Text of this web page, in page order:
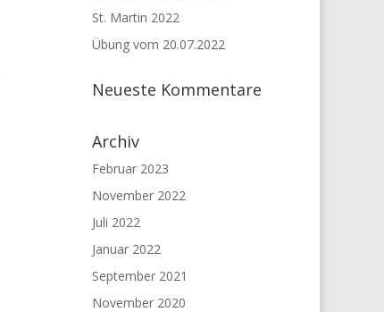
St. Martin 2022
Übung vom 20.07.2022
Neueste Kommentare
Archiv
Februar 2023
November 2022
Juli 2022
Januar 2022
September 2021
November 2020